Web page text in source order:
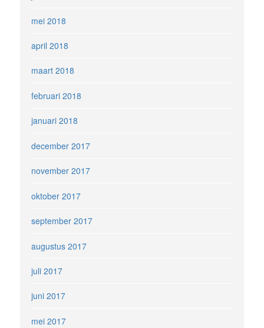
mei 2018
april 2018
maart 2018
februari 2018
januari 2018
december 2017
november 2017
oktober 2017
september 2017
augustus 2017
juli 2017
juni 2017
mei 2017